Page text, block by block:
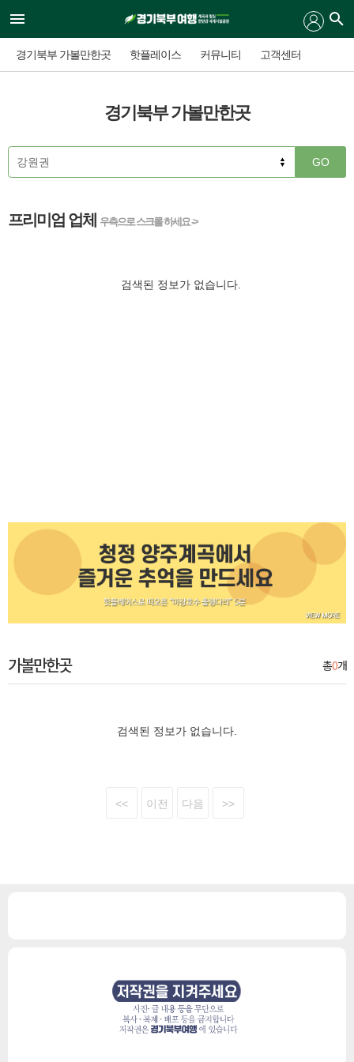
경기북부 가볼만한곳 핫플레이스 커뮤니티 고객센터
경기북부 가볼만한곳
GO
프리미엄 업체 우측으로 스크롤 하세요 ->
검색된 정보가 없습니다.
가볼만한곳 총0개
검색된 정보가 없습니다.
<< 이전 다음 >>